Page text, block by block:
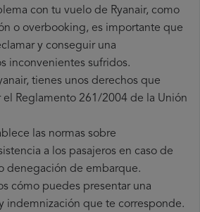
con tu vuelo de Ryanair, como
o overbooking, es importante que
y conseguir una
inconvenientes sufridos.
tienes unos derechos que
Reglamento 261/2004 de la Unión
las normas sobre
a los pasajeros en caso de
denegación de embarque.
cómo puedes presentar una
indemnización que te corresponde.